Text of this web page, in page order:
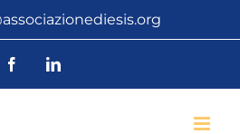
FacebookLinkedIn